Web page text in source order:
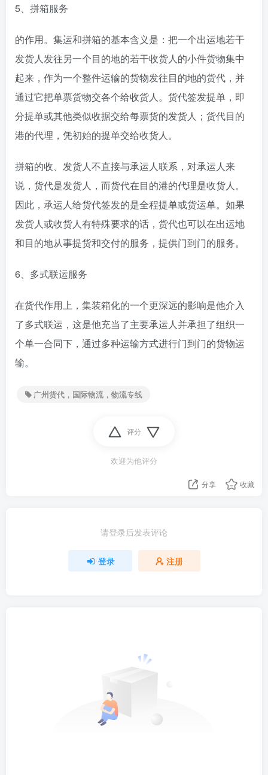
5、拼箱服务
的作用。集运和拼箱的基本含义是：把一个出运地若干
发货人发往另一个目的地的若干收货人的小件货物集中
起来，作为一个整件运输的货物发往目的地的货代，并
通过它把单票货物交各个给收货人。货代签发提单，即
分提单或其他类似收据交给每票货的发货人；货代目的
港的代理，凭初始的提单交给收货人。
拼箱的收、发货人不直接与承运人联系，对承运人来
说，货代是发货人，而货代在目的港的代理是收货人。
因此，承运人给货代签发的是全程提单或货运单。如果
发货人或收货人有特殊要求的话，货代也可以在出运地
和目的地从事提货和交付的服务，提供门到门的服务。
6、多式联运服务
在货代作用上，集装箱化的一个更深远的影响是他介入
了多式联运，这是他充当了主要承运人并承担了组织一
个单一合同下，通过多种运输方式进行门到门的货物运
输。
广州货代，国际物流，物流专线
评分
欢迎为他评分
分享 收藏
请登录后发表评论
登录 注册